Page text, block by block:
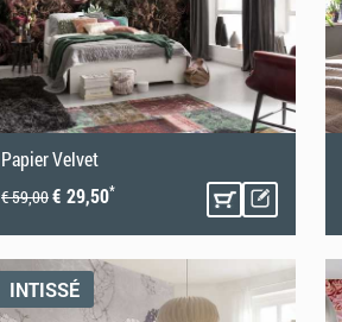
Papier Velvet
€ 59,00€ 29,50*
INTISSÉ